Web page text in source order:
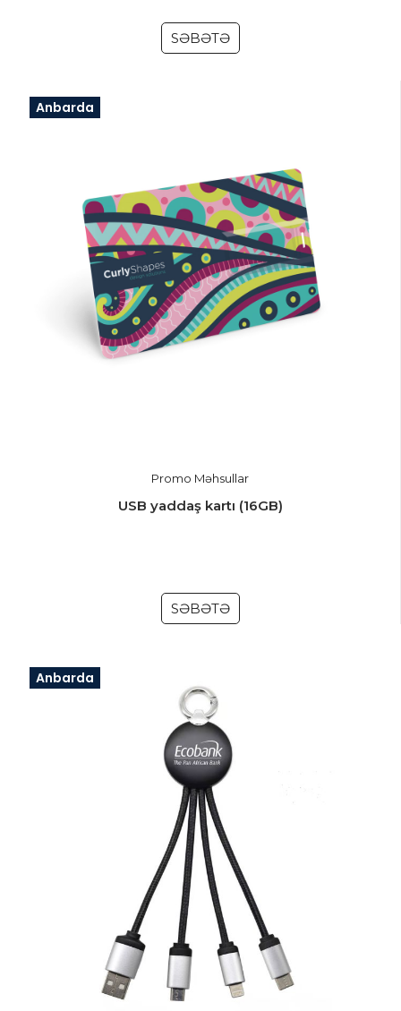
SƏBƏTƏ
Anbarda
Promo Məhsullar
USB yaddaş kartı (16GB)
SƏBƏTƏ
Anbarda